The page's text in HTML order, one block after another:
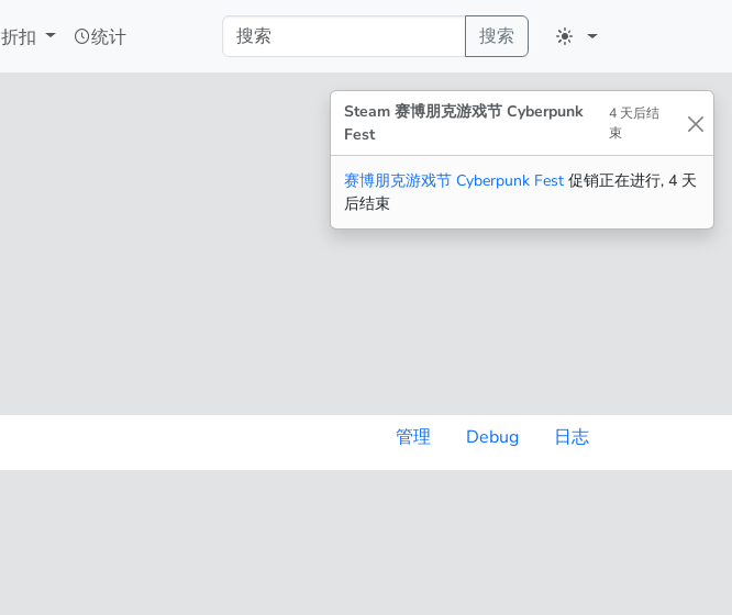
折扣 统计 搜索
Steam 赛博朋克游戏节 Cyberpunk
Fest
4 天后结
束
赛博朋克游戏节 Cyberpunk Fest 促销正在进行, 4 天
后结束
管理 Debug 日志